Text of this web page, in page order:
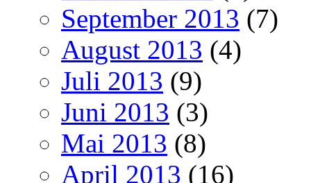
September 2013 (7)
August 2013 (4)
Juli 2013 (9)
Juni 2013 (3)
Mai 2013 (8)
April 2013 (16)